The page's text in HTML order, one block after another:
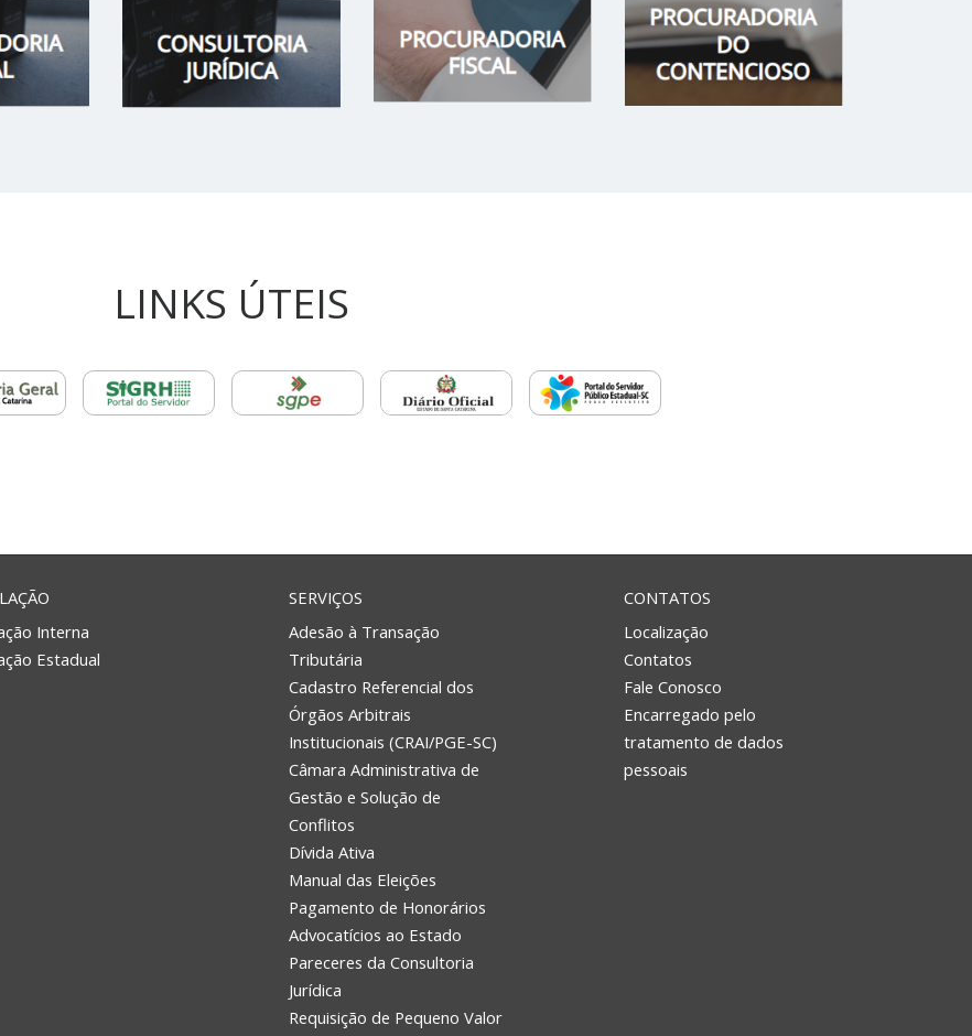
LINKS ÚTEIS
Interna
Estadual
SERVIÇOS
Adesão à Transação
Tributária
Cadastro Referencial dos
Órgãos Arbitrais
Institucionais (CRAI/PGE-SC)
Câmara Administrativa de
Gestão e Solução de
Conflitos
Dívida Ativa
Manual das Eleições
Pagamento de Honorários
Advocatícios ao Estado
Pareceres da Consultoria
Jurídica
Requisição de Pequeno Valor
CONTATOS
Localização
Contatos
Fale Conosco
Encarregado pelo
tratamento de dados
pessoais